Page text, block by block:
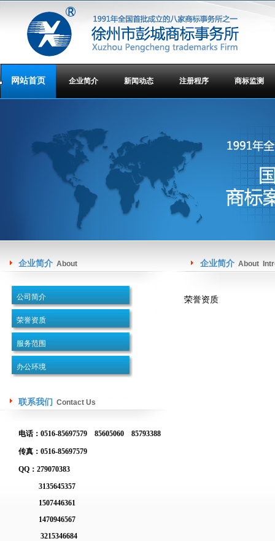
网站首页 企业简介 新闻动态 注册程序 商标监测
企业简介 About
公司简介
荣誉资质
服务范围
办公环境
联系我们 Contact Us
电话：0516-85697579 85605060 85793388
传真：0516-85697579
QQ：279070383
3135645357
1507446361
1470946567
3215346684
企业简介 About
荣誉资质